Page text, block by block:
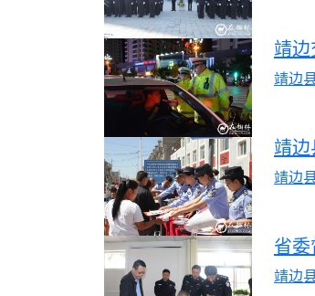
靖
靖边
靖
靖边
省
靖边